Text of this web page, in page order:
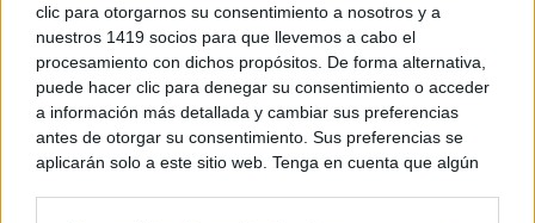
clic para otorgarnos su consentimiento a nosotros y a
nuestros 1419 socios para que llevemos a cabo el
procesamiento con dichos propósitos. De forma alternativa,
puede hacer clic para denegar su consentimiento o acceder
a información más detallada y cambiar sus preferencias
antes de otorgar su consentimiento. Sus preferencias se
aplicarán solo a este sitio web. Tenga en cuenta que algún